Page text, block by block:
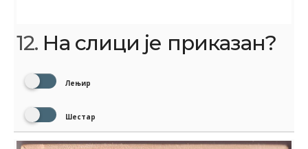
12. На слици је приказан?
Лењир
Шестар